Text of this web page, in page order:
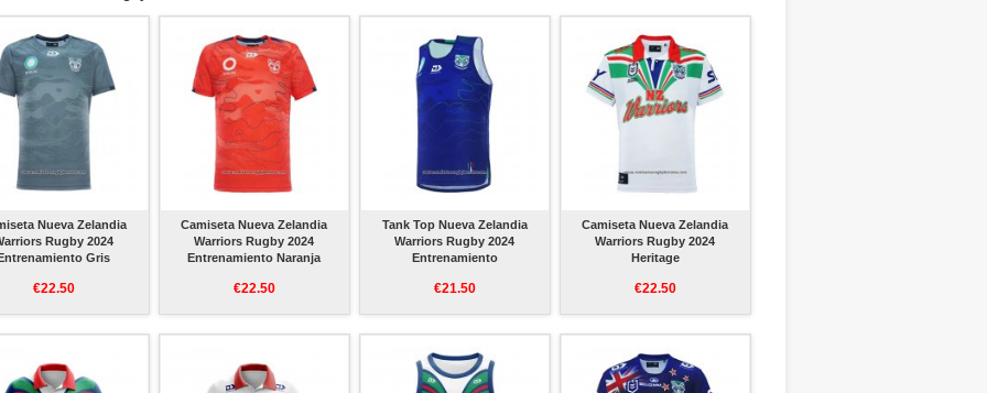
Nueva Zelandia
Rugby 2024
Gris
€22.50
Camiseta Nueva Zelandia
Warriors Rugby 2024
Entrenamiento Naranja
€22.50
Tank Top Nueva Zelandia
Warriors Rugby 2024
Entrenamiento
€21.50
Camiseta Nueva Zelandia
Warriors Rugby 2024
Heritage
€22.50